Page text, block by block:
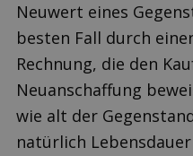
Neuwert eines
besten Fall durch
Rechnung, die den
Neuanschaffung
wie alt der
natürlich